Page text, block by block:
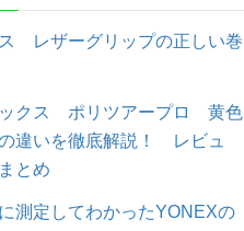
レザーグリップの正しい巻
クス ポリツアープロ 黄色
違いを徹底解説！ レビュ
とめ
測定してわかったYONEXの